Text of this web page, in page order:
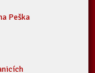
Peška